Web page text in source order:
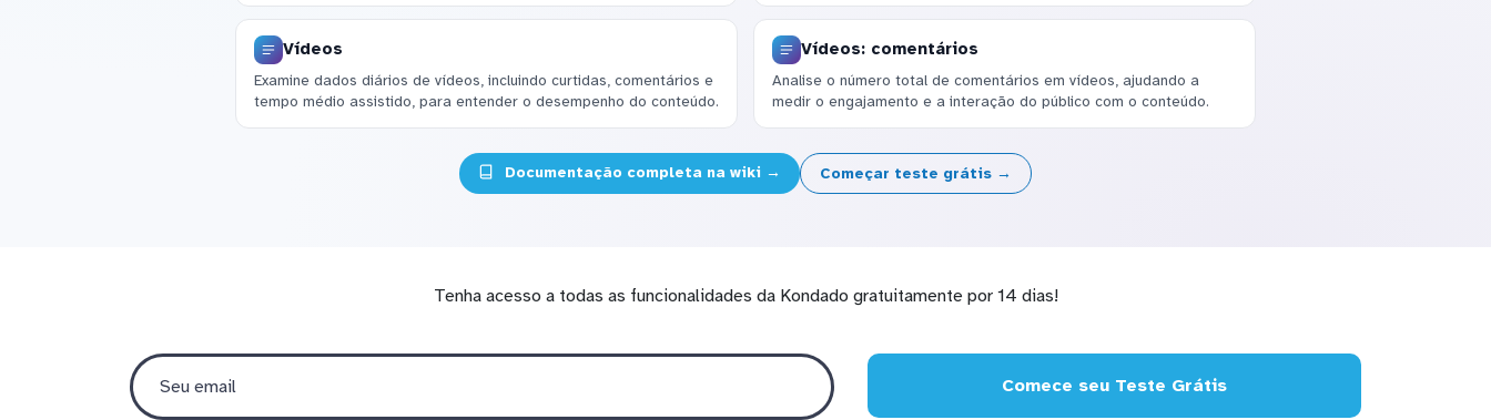
Vídeos
Examine dados diários de vídeos, incluindo curtidas, comentários e
tempo médio assistido, para entender o desempenho do conteúdo.
Vídeos: comentários
Analise o número total de comentários em vídeos, ajudando a
medir o engajamento e a interação do público com o conteúdo.
Documentação completa na wiki → Começar teste grátis →
Tenha acesso a todas as funcionalidades da Kondado gratuitamente por 14 dias!
Comece seu Teste Grátis